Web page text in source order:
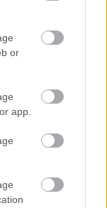
or
app.
is
neves francia